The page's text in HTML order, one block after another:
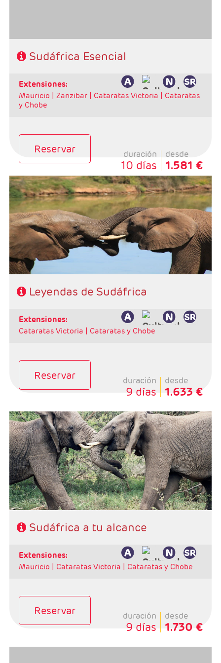
Características
Sudáfrica Esencial
extensiones:
Mauricio | Zanzibar | Cataratas Victoria | Cataratas
y Chobe
Reservar duración
10 días
desde
1.581 €
Salidas: Domingos
Ruta: 1 noche Johanesburgo + 2 noches Kruger + 3
noches Ciudad del Cabo
Régimen: alojamiento y desayuno + 2 cenas
Hoteles: Classic, Superior, deluxe y Luxury
Leyendas de Sudáfrica
extensiones:
Cataratas Victoria | Cataratas y Chobe
Reservar duración
9 días
desde
1.633 €
Salidas: Domingos
Ruta: 1 noche Johanesburgo + 2 noches Kruger + 3
noches Ciudad del Cabo
Régimen: alojamiento y desayuno + 2 cenas
Hoteles: Select, Classic, Superio y Luxury
Sudáfrica a tu alcance
extensiones:
Mauricio | Cataratas Victoria | Cataratas y Chobe
Reservar duración
9 días
desde
1.730 €